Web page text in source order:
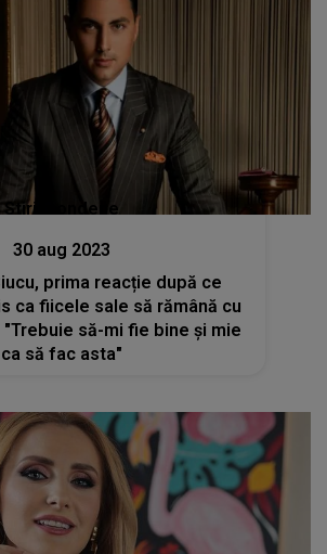
Stiri mondene
30 aug 2023
prima reacție după ce
ca fiicele sale să rămână cu
să-mi fie bine și mie
ca să fac asta"